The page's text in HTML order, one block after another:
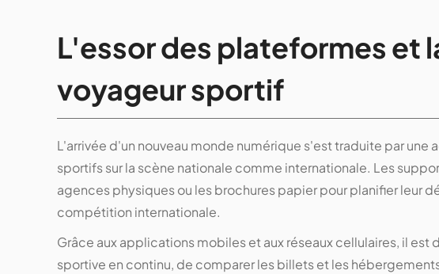
L'essor des plateformes et
voyageur sportif
L'arrivée d'un nouveau monde numérique s'est traduite par
sportifs sur la scène nationale comme internationale. Les
agences physiques ou les brochures papier pour planifier leur
compétition internationale.
Grâce aux applications mobiles et aux réseaux cellulaires, il
sportive en continu, de comparer les billets et les